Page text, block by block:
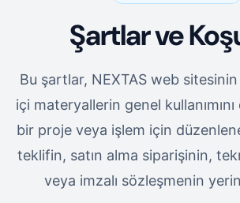
Şartlar ve
Bu şartlar, NEXTAS web
içi materyallerin genel
bir proje veya işlem için
teklifin, satın alma siparişinin,
veya imzalı sözleşmenin